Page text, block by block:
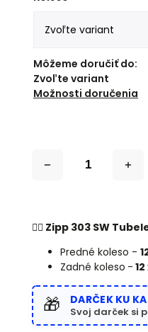
Môžeme doručiť do:
Zvoľte variant
Možnosti doručenia
🚴‍♂️ Zipp 303 SW
Predné koleso -
Zadné koleso -
🎁 DARČEK KU
Svoj darček si